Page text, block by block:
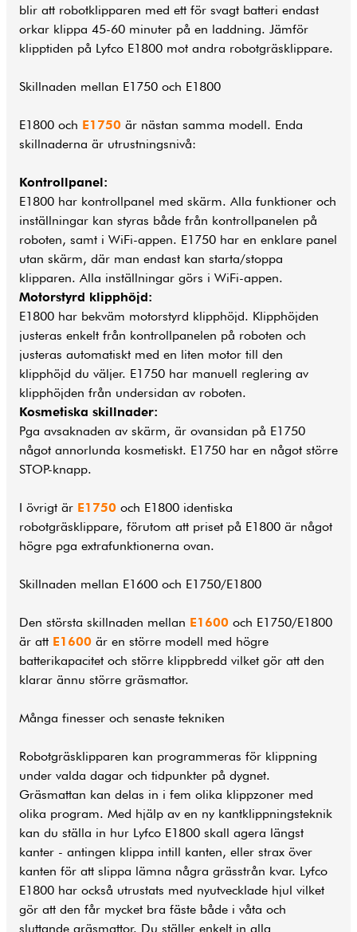
blir att robotklipparen med ett för svagt batteri endast
orkar klippa 45-60 minuter på en laddning. Jämför
klipptiden på Lyfco E1800 mot andra robotgräsklippare.
Skillnaden mellan E1750 och E1800
E1800 och E1750 är nästan samma modell. Enda
skillnaderna är utrustningsnivå:
Kontrollpanel:
E1800 har kontrollpanel med skärm. Alla funktioner och
inställningar kan styras både från kontrollpanelen på
roboten, samt i WiFi-appen. E1750 har en enklare panel
utan skärm, där man endast kan starta/stoppa
klipparen. Alla inställningar görs i WiFi-appen.
Motorstyrd klipphöjd:
E1800 har bekväm motorstyrd klipphöjd. Klipphöjden
justeras enkelt från kontrollpanelen på roboten och
justeras automatiskt med en liten motor till den
klipphöjd du väljer. E1750 har manuell reglering av
klipphöjden från undersidan av roboten.
Kosmetiska skillnader:
Pga avsaknaden av skärm, är ovansidan på E1750
något annorlunda kosmetiskt. E1750 har en något större
STOP-knapp.
I övrigt är E1750 och E1800 identiska
robotgräsklippare, förutom att priset på E1800 är något
högre pga extrafunktionerna ovan.
Skillnaden mellan E1600 och E1750/E1800
Den största skillnaden mellan E1600 och E1750/E1800
är att E1600 är en större modell med högre
batterikapacitet och större klippbredd vilket gör att den
klarar ännu större gräsmattor.
Många finesser och senaste tekniken
Robotgräsklipparen kan programmeras för klippning
under valda dagar och tidpunkter på dygnet.
Gräsmattan kan delas in i fem olika klippzoner med
olika program. Med hjälp av en ny kantklippningsteknik
kan du ställa in hur Lyfco E1800 skall agera längst
kanter - antingen klippa intill kanten, eller strax över
kanten för att slippa lämna några grässtrån kvar. Lyfco
E1800 har också utrustats med nyutvecklade hjul vilket
gör att den får mycket bra fäste både i våta och
sluttande gräsmattor. Du ställer enkelt in alla